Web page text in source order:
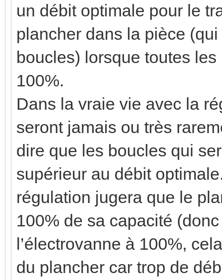
un débit optimale pour le
plancher dans la pièce
boucles) lorsque toutes
100%.
Dans la vraie vie avec la
seront jamais ou très
dire que les boucles qui
supérieur au débit
régulation jugera que le
100% de sa capacité
l’électrovanne à 100%,
du plancher car trop de